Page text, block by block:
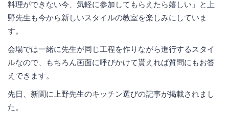
料理ができない今、気軽に参加してもらえたら嬉しい」と上
野先生も今から新しいスタイルの教室を楽しみにしていま
す。
会場では一緒に先生が同じ工程を作りながら進行するスタイ
ルなので、もちろん画面に呼びかけて貰えれば質問にもお答
えできます。
先日、新聞に上野先生のキッチン選びの記事が掲載されまし
た。